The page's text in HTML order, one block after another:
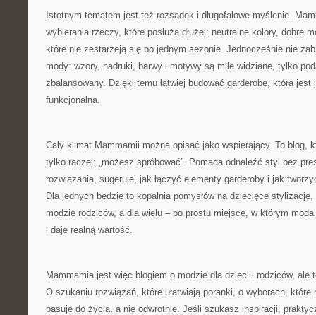
Istotnym tematem jest też rozsądek i długofalowe myślenie.
wybierania rzeczy, które posłużą dłużej: neutralne kolory, dobre
które nie zestarzeją się po jednym sezonie. Jednocześnie nie
mody: wzory, nadruki, barwy i motywy są mile widziane, tylko
zbalansowany. Dzięki temu łatwiej budować garderobę, która jest
funkcjonalna.
Cały klimat Mammamii można opisać jako wspierający. To blog,
tylko raczej: „możesz spróbować”. Pomaga odnaleźć styl bez
rozwiązania, sugeruje, jak łączyć elementy garderoby i jak
Dla jednych będzie to kopalnia pomysłów na dziecięce
modzie rodziców, a dla wielu – po prostu miejsce, w którym
i daje realną wartość.
Mammamia jest więc blogiem o modzie dla dzieci i rodziców, ale
O szukaniu rozwiązań, które ułatwiają poranki, o wyborach,
pasuje do życia, a nie odwrotnie. Jeśli szukasz inspiracji,